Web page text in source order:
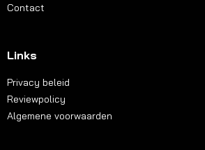
Contact
Links
Privacy beleid
Reviewpolicy
Algemene voorwaarden